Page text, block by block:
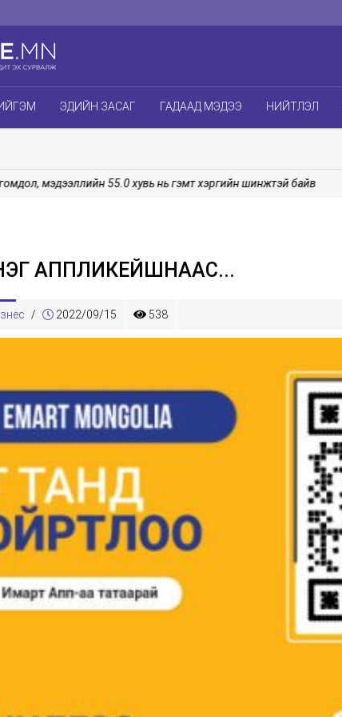
ЭДИЙН ЗАСАГ ГАДААД МЭДЭЭ НИЙТЛЭЛ
мэдээллийн 55.0 хувь нь гэмт хэргийн шинжтэй байв
АППЛИКЕЙШНААС...
/ 2022/09/15 538